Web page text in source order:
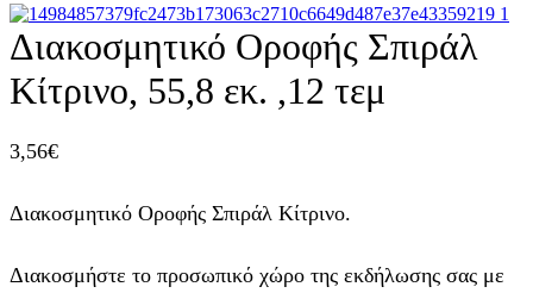
Διακοσμητικό Οροφής Σπιράλ
Κίτρινο, 55,8 εκ. ,12 τεμ
3,56€
Διακοσμητικό Οροφής Σπιράλ Κίτρινο.
Διακοσμήστε το προσωπικό χώρο της εκδήλωσης σας με